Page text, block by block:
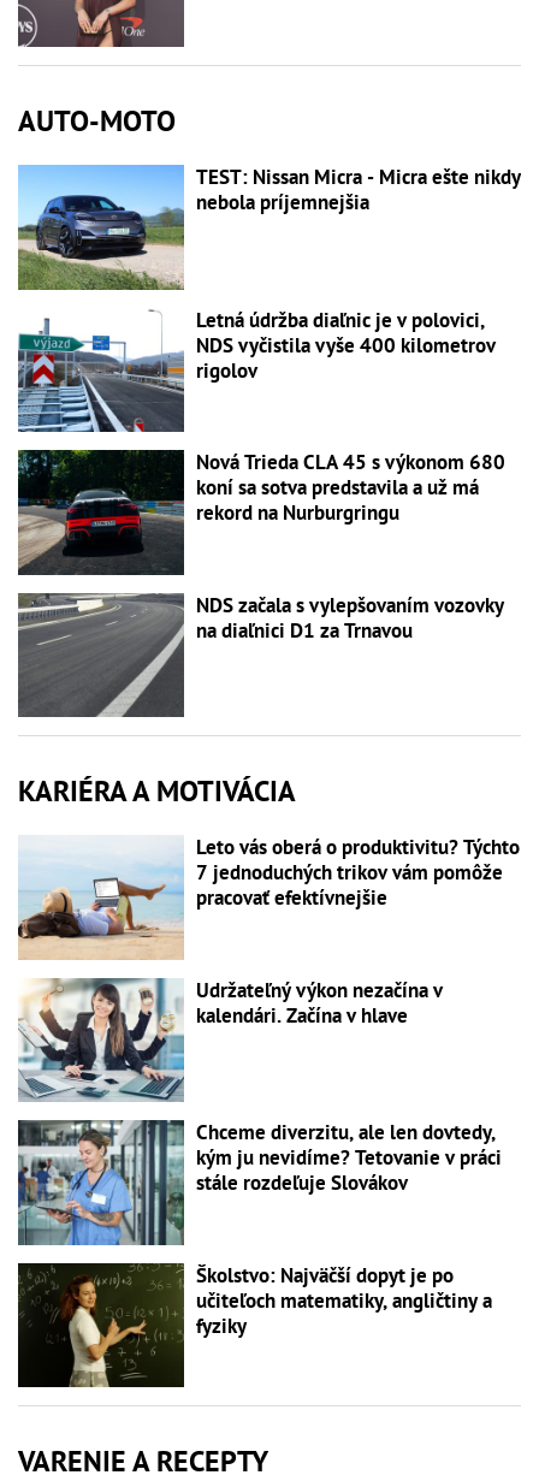
AUTO-MOTO
TEST: Nissan Micra - Micra ešte nikdy
nebola príjemnejšia
Letná údržba diaľnic je v polovici,
NDS vyčistila vyše 400 kilometrov
rigolov
Nová Trieda CLA 45 s výkonom 680
koní sa sotva predstavila a už má
rekord na Nurburgringu
NDS začala s vylepšovaním vozovky
na diaľnici D1 za Trnavou
KARIÉRA A MOTIVÁCIA
Leto vás oberá o produktivitu? Týchto
7 jednoduchých trikov vám pomôže
pracovať efektívnejšie
Udržateľný výkon nezačína v
kalendári. Začína v hlave
Chceme diverzitu, ale len dovtedy,
kým ju nevidíme? Tetovanie v práci
stále rozdeľuje Slovákov
Školstvo: Najväčší dopyt je po
učiteľoch matematiky, angličtiny a
fyziky
VARENIE A RECEPTY